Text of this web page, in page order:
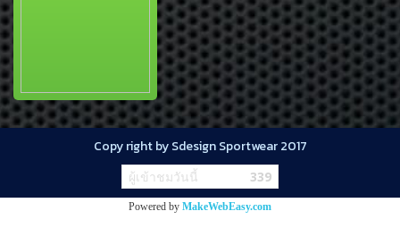
Copy right by Sdesign Sportwear 2017
ผู้เข้าชมวันนี้ 339
Powered by MakeWebEasy.com